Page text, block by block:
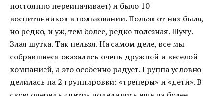
постоянно переиначивает) и было 10
воспитанников в пользовании. Польза от них была,
но редко, и уж, тем более, редко полезная. Шучу.
Злая шутка. Так нельзя. На самом деле, все мы
собравшиеся оказались очень дружной и веселой
компанией, а это особенно радует. Группа условно
делилась на 2 группировки: «тренеры» и «дети». В